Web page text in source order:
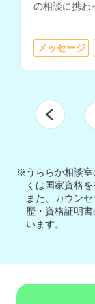
の相談に携わ
のメンタル
メッセージ
※うららか相談室
くは国家資格を
また、カウン
歴・資格証明
います。